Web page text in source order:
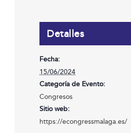
Detalles
Fecha:
15/06/2024
Categoría de Evento:
Congresos
Sitio web:
https://econgressmalaga.es/